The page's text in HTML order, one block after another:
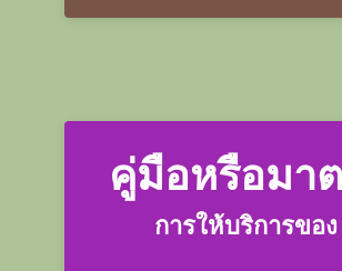
คู่มือหรือมา
การให้บริการขอ